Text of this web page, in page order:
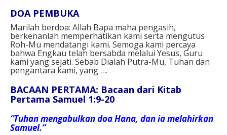
DOA PEMBUKA
Marilah berdoa: Allah Bapa maha pengasih,
berkenanlah memperhatikan kami serta mengutus
Roh-Mu mendatangi kami. Semoga kami percaya
bahwa Engkau telah bersabda melalui Yesus, Guru
kami yang sejati. Sebab Dialah Putra-Mu, Tuhan dan
pengantara kami, yang ….
BACAAN PERTAMA: Bacaan dari Kitab
Pertama Samuel 1:9-20
“Tuhan mengabulkan doa Hana, dan ia melahirkan
Samuel.”